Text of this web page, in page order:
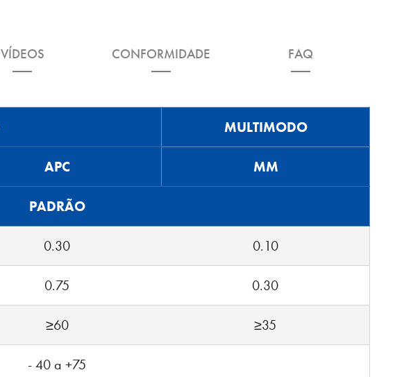
VÍDEOS CONFORMIDADE FAQ
MULTIMODO
APC MM
PADRÃO
0.30 0.10
0.75 0.30
≥60 ≥35
- 40 a +75